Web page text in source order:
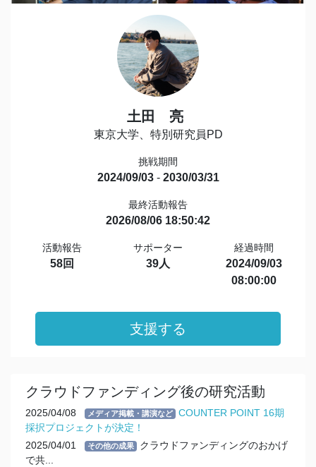
土田 亮
東京大学、特別研究員PD
挑戦期間
2024/09/03- 2030/03/31
最終活動報告
2026/08/06 18:50:42
活動報告
58回
サポーター
39人
経過時間
2024/09/03
08:00:00
支援する
クラウドファンディング後の研究活動
2025/04/08 メディア掲載・講演など
COUNTER POINT 16期
採択プロジェクトが決定！
2025/04/01
その他の成果
クラウドファンディングのおかげ
で共...